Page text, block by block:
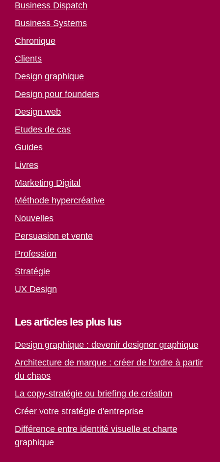
Business Dispatch
Business Systems
Chronique
Clients
Design graphique
Design pour founders
Design web
Etudes de cas
Guides
Livres
Marketing Digital
Méthode hypercréative
Nouvelles
Persuasion et vente
Profession
Stratégie
UX Design
Les articles les plus lus
Design graphique : devenir designer graphique
Architecture de marque : créer de l'ordre à partir
du chaos
La copy-stratégie ou briefing de création
Créer votre stratégie d'entreprise
Différence entre identité visuelle et charte
graphique